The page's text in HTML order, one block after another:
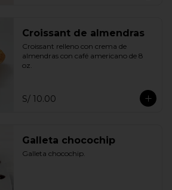
Croissant de almendras
Croissant relleno con crema de
almendras con café americano de 8
oz.
S/ 10.00
Galleta chocochip
Galleta chocochip.